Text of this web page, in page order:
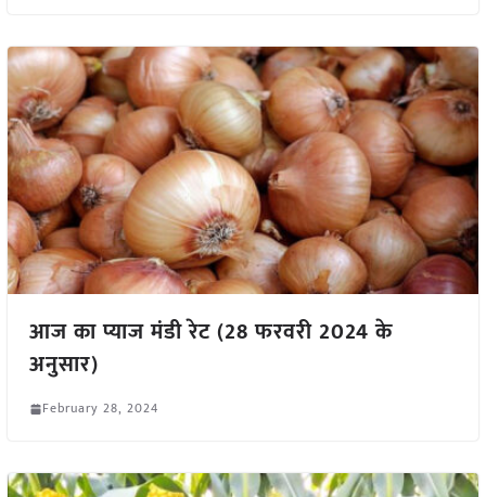
आज का प्याज मंडी रेट (28 फरवरी 2024 के
अनुसार)
February 28, 2024